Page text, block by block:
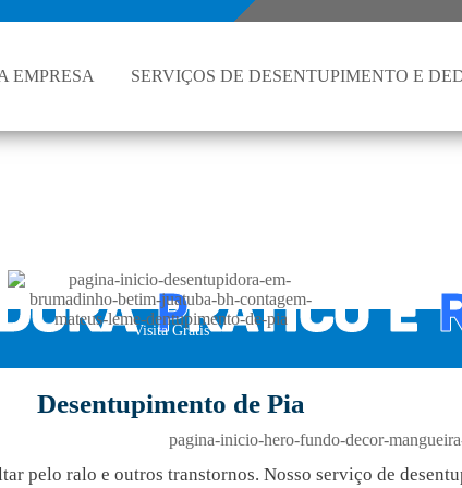
EMPRESA SERVIÇOS DE DESENTUPIMENTO E
PRÁTICO E
em Brumadinho para limpar, desentupir e
ralo, esgoto, fossa, caixa de gordura e
Visita Grátis
Desentupimento de Pia
pelo ralo e outros transtornos. Nosso serviço de